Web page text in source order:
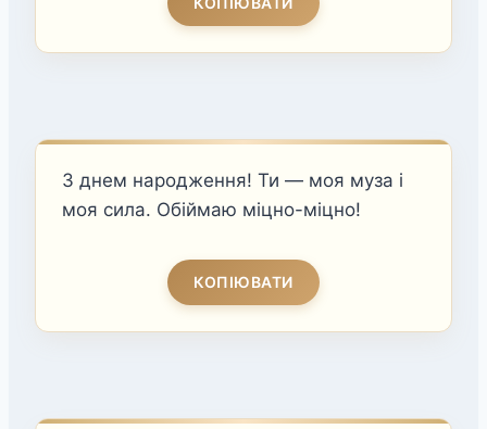
З днем народження! Ти — моя муза і
моя сила. Обіймаю міцно-міцно!
КОПІЮВАТИ